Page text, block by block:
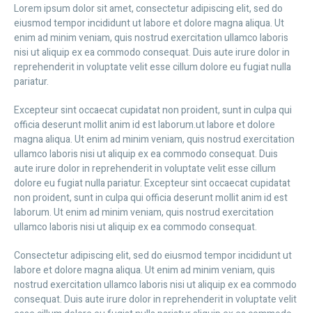
Lorem ipsum dolor sit amet, consectetur adipiscing elit, sed do
eiusmod tempor incididunt ut labore et dolore magna aliqua. Ut
enim ad minim veniam, quis nostrud exercitation ullamco laboris
nisi ut aliquip ex ea commodo consequat. Duis aute irure dolor in
reprehenderit in voluptate velit esse cillum dolore eu fugiat nulla
pariatur.
Excepteur sint occaecat cupidatat non proident, sunt in culpa qui
officia deserunt mollit anim id est laborum.ut labore et dolore
magna aliqua. Ut enim ad minim veniam, quis nostrud exercitation
ullamco laboris nisi ut aliquip ex ea commodo consequat. Duis
aute irure dolor in reprehenderit in voluptate velit esse cillum
dolore eu fugiat nulla pariatur. Excepteur sint occaecat cupidatat
non proident, sunt in culpa qui officia deserunt mollit anim id est
laborum. Ut enim ad minim veniam, quis nostrud exercitation
ullamco laboris nisi ut aliquip ex ea commodo consequat.
Consectetur adipiscing elit, sed do eiusmod tempor incididunt ut
labore et dolore magna aliqua. Ut enim ad minim veniam, quis
nostrud exercitation ullamco laboris nisi ut aliquip ex ea commodo
consequat. Duis aute irure dolor in reprehenderit in voluptate velit